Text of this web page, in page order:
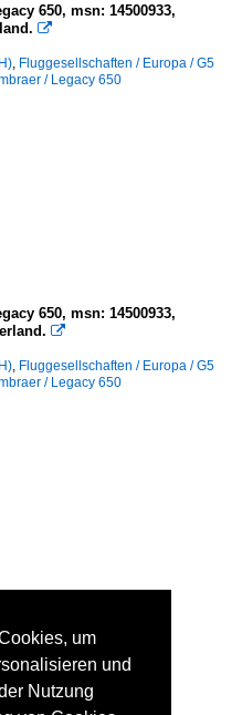
650, msn: 14500933,

, Fluggesellschaften / Europa / G5
/ Legacy 650
650, msn: 14500933,

, Fluggesellschaften / Europa / G5
/ Legacy 650
um
und
Nutzung